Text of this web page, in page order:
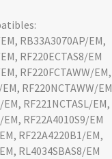
RB33A3070AP/EM,
RF220ECTAS8/EM
RF220FCTAWW/EM,
RF220NCTAWW/EM
EM, RF221NCTASL/EM,
EM, RF22A4010S9/EM
RF22A4220B1/EM,
RL4034SBAS8/EM